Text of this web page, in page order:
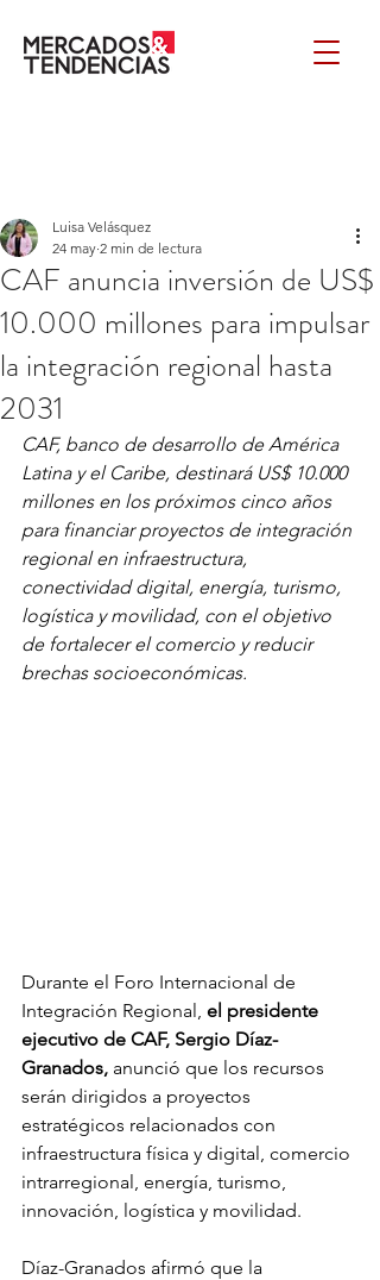
CAF anuncia inversión de US$
10.000 millones para impulsar
la integración regional hasta
2031
Luisa Velásquez
24 may 2 min de lectura
CAF, banco de desarrollo de América
Latina y el Caribe, destinará US$ 10.000
millones en los próximos cinco años
para financiar proyectos de integración
regional en infraestructura,
conectividad digital, energía, turismo,
logística y movilidad, con el objetivo
de fortalecer el comercio y reducir
brechas socioeconómicas.
Durante el Foro Internacional de
Integración Regional, el presidente
ejecutivo de CAF, Sergio Díaz-
Granados, anunció que los recursos
serán dirigidos a proyectos
estratégicos relacionados con
infraestructura física y digital, comercio
intrarregional, energía, turismo,
innovación, logística y movilidad.
Díaz-Granados afirmó que la